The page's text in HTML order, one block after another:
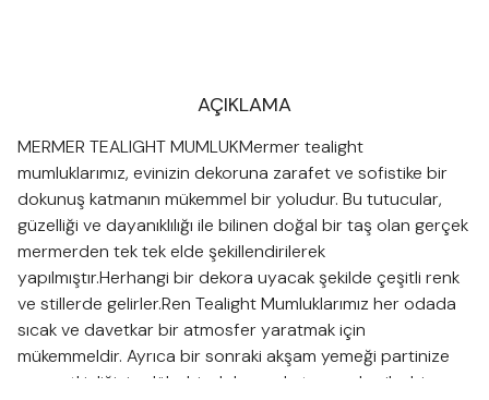
AÇIKLAMA
MERMER TEALIGHT MUMLUKMermer tealight
mumluklarımız, evinizin dekoruna zarafet ve sofistike bir
dokunuş katmanın mükemmel bir yoludur. Bu tutucular,
güzelliği ve dayanıklılığı ile bilinen doğal bir taş olan gerçek
mermerden tek tek elde şekillendirilerek
yapılmıştır.Herhangi bir dekora uyacak şekilde çeşitli renk
ve stillerde gelirler.Ren Tealight Mumluklarımız her odada
sıcak ve davetkar bir atmosfer yaratmak için
mükemmeldir. Ayrıca bir sonraki akşam yemeği partinize
veya etkinliğinize lüks bir dokunuş katmanın harika bir